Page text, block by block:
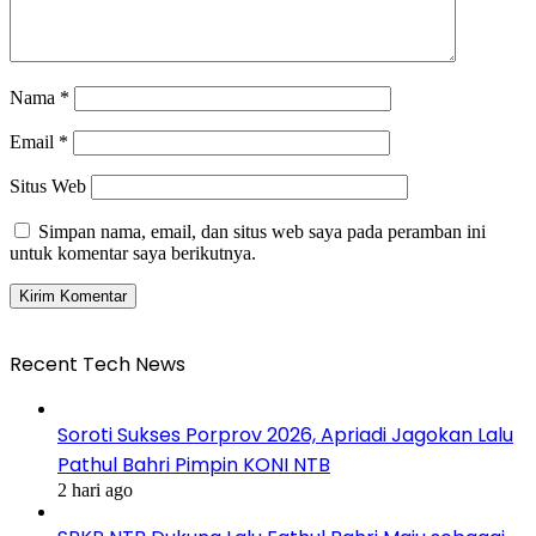
Nama *
Email *
Situs Web
Simpan nama, email, dan situs web saya pada peramban ini
untuk komentar saya berikutnya.
Recent Tech News
Soroti Sukses Porprov 2026, Apriadi Jagokan Lalu
Pathul Bahri Pimpin KONI NTB
2 hari ago